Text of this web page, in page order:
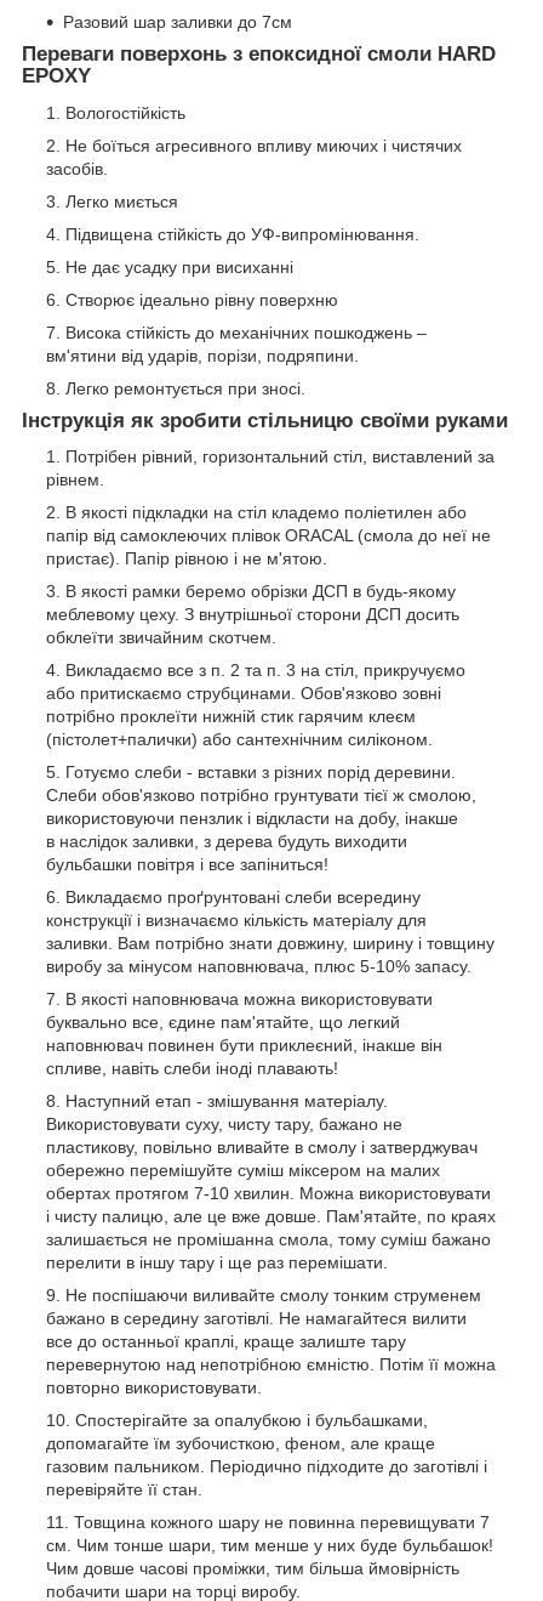
Разовий шар заливки до 7см
Переваги поверхонь з епоксидної смоли HARD
EPOXY
Вологостійкість
Не боїться агресивного впливу миючих і чистячих
засобів.
Легко миється
Підвищена стійкість до УФ-випромінювання.
Не дає усадку при висиханні
Створює ідеально рівну поверхню
Висока стійкість до механічних пошкоджень –
вм'ятини від ударів, порізи, подряпини.
Легко ремонтується при зносі.
Інструкція як зробити стільницю своїми руками
Потрібен рівний, горизонтальний стіл, виставлений за
рівнем.
В якості підкладки на стіл кладемо поліетилен або
папір від самоклеючих плівок ORACAL (смола до неї не
пристає). Папір рівною і не м'ятою.
В якості рамки беремо обрізки ДСП в будь-якому
меблевому цеху. З внутрішньої сторони ДСП досить
обклеїти звичайним скотчем.
Викладаємо все з п. 2 та п. 3 на стіл, прикручуємо
або притискаємо струбцинами. Обов'язково зовні
потрібно проклеїти нижній стик гарячим клеєм
(пістолет+палички) або сантехнічним силіконом.
Готуємо слеби - вставки з різних порід деревини.
Слеби обов'язково потрібно грунтувати тієї ж смолою,
використовуючи пензлик і відкласти на добу, інакше
в наслідок заливки, з дерева будуть виходити
бульбашки повітря і все запіниться!
Викладаємо проґрунтовані слеби всередину
конструкції і визначаємо кількість матеріалу для
заливки. Вам потрібно знати довжину, ширину і товщину
виробу за мінусом наповнювача, плюс 5-10% запасу.
В якості наповнювача можна використовувати
буквально все, єдине пам'ятайте, що легкий
наповнювач повинен бути приклеєний, інакше він
спливе, навіть слеби іноді плавають!
Наступний етап - змішування матеріалу.
Використовувати суху, чисту тару, бажано не
пластикову, повільно вливайте в смолу і затверджувач
обережно перемішуйте суміш міксером на малих
обертах протягом 7-10 хвилин. Можна використовувати
і чисту палицю, але це вже довше. Пам'ятайте, по краях
залишається не промішанна смола, тому суміш бажано
перелити в іншу тару і ще раз перемішати.
Не поспішаючи виливайте смолу тонким струменем
бажано в середину заготівлі. Не намагайтеся вилити
все до останньої краплі, краще залиште тару
перевернутою над непотрібною ємністю. Потім її можна
повторно використовувати.
Спостерігайте за опалубкою і бульбашками,
допомагайте їм зубочисткою, феном, але краще
газовим пальником. Періодично підходите до заготівлі і
перевіряйте її стан.
Товщина кожного шару не повинна перевищувати 7
см. Чим тонше шари, тим менше у них буде бульбашок!
Чим довше часові проміжки, тим більша ймовірність
побачити шари на торці виробу.